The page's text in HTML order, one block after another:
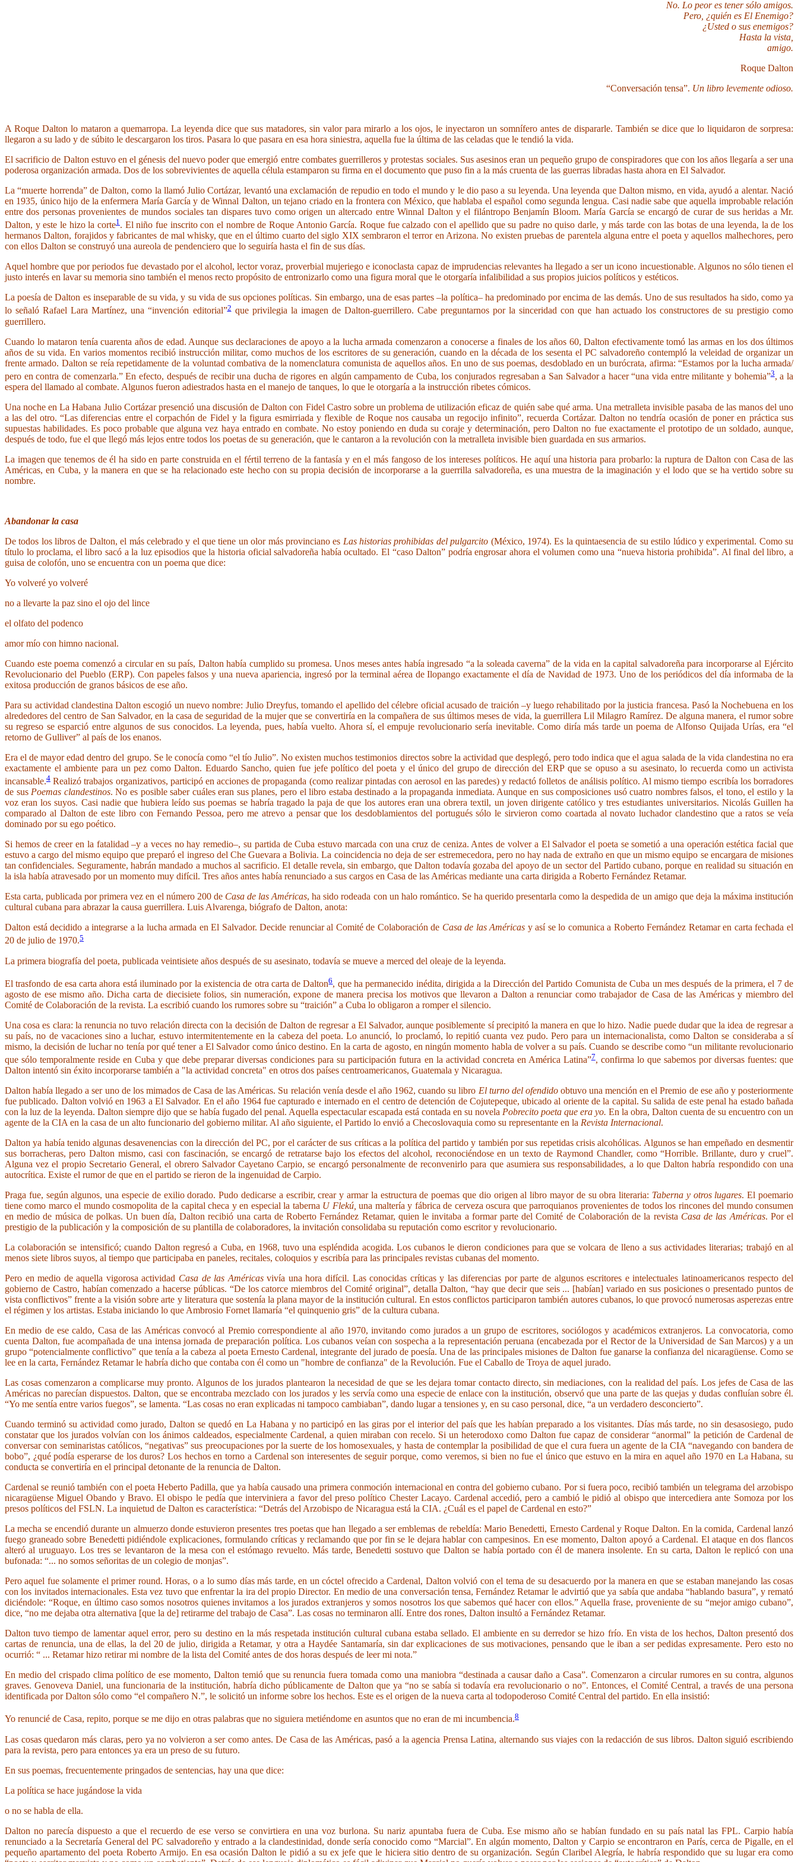
No. Lo peor es tener sólo amigos.
Pero, ¿quién es El Enemigo?
¿Usted o sus enemigos?
Hasta la vista,
amigo.
Roque Dalton
“Conversación tensa”. Un libro levemente odioso.
A Roque Dalton lo mataron a quemarropa. La leyenda dice que sus matadores, sin valor para mirarlo a los ojos, le inyectaron un somnífero antes de dispararle. También se dice que lo liquidaron de sorpresa:
llegaron a su lado y de súbito le descargaron los tiros. Pasara lo que pasara en esa hora siniestra, aquella fue la última de las celadas que le tendió la vida.
El sacrificio de Dalton estuvo en el génesis del nuevo poder que emergió entre combates guerrilleros y protestas sociales. Sus asesinos eran un pequeño grupo de conspiradores que con los años llegaría a ser una
poderosa organización armada. Dos de los sobrevivientes de aquella célula estamparon su firma en el documento que puso fin a la más cruenta de las guerras libradas hasta ahora en El Salvador.
La “muerte horrenda” de Dalton, como la llamó Julio Cortázar, levantó una exclamación de repudio en todo el mundo y le dio paso a su leyenda. Una leyenda que Dalton mismo, en vida, ayudó a alentar. Nació
en 1935, único hijo de la enfermera María García y de Winnal Dalton, un tejano criado en la frontera con México, que hablaba el español como segunda lengua. Casi nadie sabe que aquella improbable relación
entre dos personas provenientes de mundos sociales tan dispares tuvo como origen un altercado entre Winnal Dalton y el filántropo Benjamín Bloom. María García se encargó de curar de sus heridas a Mr.
Dalton, y este le hizo la corte1. El niño fue inscrito con el nombre de Roque Antonio García. Roque fue calzado con el apellido que su padre no quiso darle, y más tarde con las botas de una leyenda, la de los
hermanos Dalton, forajidos y fabricantes de mal whisky, que en el último cuarto del siglo XIX sembraron el terror en Arizona. No existen pruebas de parentela alguna entre el poeta y aquellos malhechores, pero
con ellos Dalton se construyó una aureola de pendenciero que lo seguiría hasta el fin de sus días.
Aquel hombre que por periodos fue devastado por el alcohol, lector voraz, proverbial mujeriego e iconoclasta capaz de imprudencias relevantes ha llegado a ser un icono incuestionable. Algunos no sólo tienen el
justo interés en lavar su memoria sino también el menos recto propósito de entronizarlo como una figura moral que le otorgaría infalibilidad a sus propios juicios políticos y estéticos.
La poesía de Dalton es inseparable de su vida, y su vida de sus opciones políticas. Sin embargo, una de esas partes –la política– ha predominado por encima de las demás. Uno de sus resultados ha sido, como ya
lo señaló Rafael Lara Martínez, una “invención editorial”2que privilegia la imagen de Dalton-guerrillero. Cabe preguntarnos por la sinceridad con que han actuado los constructores de su prestigio como
guerrillero.
Cuando lo mataron tenía cuarenta años de edad. Aunque sus declaraciones de apoyo a la lucha armada comenzaron a conocerse a finales de los años 60, Dalton efectivamente tomó las armas en los dos últimos
años de su vida. En varios momentos recibió instrucción militar, como muchos de los escritores de su generación, cuando en la década de los sesenta el PC salvadoreño contempló la veleidad de organizar un
frente armado. Dalton se reía repetidamente de la voluntad combativa de la nomenclatura comunista de aquellos años. En uno de sus poemas, desdoblado en un burócrata, afirma: “Estamos por la lucha armada/
pero en contra de comenzarla.” En efecto, después de recibir una ducha de rigores en algún campamento de Cuba, los conjurados regresaban a San Salvador a hacer “una vida entre militante y bohemia”3, a la
espera del llamado al combate. Algunos fueron adiestrados hasta en el manejo de tanques, lo que le otorgaría a la instrucción ribetes cómicos.
Una noche en La Habana Julio Cortázar presenció una discusión de Dalton con Fidel Castro sobre un problema de utilización eficaz de quién sabe qué arma. Una metralleta invisible pasaba de las manos del uno
a las del otro. “Las diferencias entre el corpachón de Fidel y la figura esmirriada y flexible de Roque nos causaba un regocijo infinito”, recuerda Cortázar. Dalton no tendría ocasión de poner en práctica sus
supuestas habilidades. Es poco probable que alguna vez haya entrado en combate. No estoy poniendo en duda su coraje y determinación, pero Dalton no fue exactamente el prototipo de un soldado, aunque,
después de todo, fue el que llegó más lejos entre todos los poetas de su generación, que le cantaron a la revolución con la metralleta invisible bien guardada en sus armarios.
La imagen que tenemos de él ha sido en parte construida en el fértil terreno de la fantasía y en el más fangoso de los intereses políticos. He aquí una historia para probarlo: la ruptura de Dalton con Casa de las
Américas, en Cuba, y la manera en que se ha relacionado este hecho con su propia decisión de incorporarse a la guerrilla salvadoreña, es una muestra de la imaginación y el lodo que se ha vertido sobre su
nombre.
Abandonar la casa
De todos los libros de Dalton, el más celebrado y el que tiene un olor más provinciano es Las historias prohibidas del pulgarcito (México, 1974). Es la quintaesencia de su estilo lúdico y experimental. Como su
título lo proclama, el libro sacó a la luz episodios que la historia oficial salvadoreña había ocultado. El “caso Dalton” podría engrosar ahora el volumen como una “nueva historia prohibida”. Al final del libro, a
guisa de colofón, uno se encuentra con un poema que dice:
Yo volveré yo volveré
no a llevarte la paz sino el ojo del lince
el olfato del podenco
amor mío con himno nacional.
Cuando este poema comenzó a circular en su país, Dalton había cumplido su promesa. Unos meses antes había ingresado “a la soleada caverna” de la vida en la capital salvadoreña para incorporarse al Ejército
Revolucionario del Pueblo (ERP). Con papeles falsos y una nueva apariencia, ingresó por la terminal aérea de Ilopango exactamente el día de Navidad de 1973. Uno de los periódicos del día informaba de la
exitosa producción de granos básicos de ese año.
Para su actividad clandestina Dalton escogió un nuevo nombre: Julio Dreyfus, tomando el apellido del célebre oficial acusado de traición –y luego rehabilitado por la justicia francesa. Pasó la Nochebuena en los
alrededores del centro de San Salvador, en la casa de seguridad de la mujer que se convertiría en la compañera de sus últimos meses de vida, la guerrillera Lil Milagro Ramírez. De alguna manera, el rumor sobre
su regreso se esparció entre algunos de sus conocidos. La leyenda, pues, había vuelto. Ahora sí, el empuje revolucionario sería inevitable. Como diría más tarde un poema de Alfonso Quijada Urías, era “el
retorno de Gulliver” al país de los enanos.
Era el de mayor edad dentro del grupo. Se le conocía como “el tío Julio”. No existen muchos testimonios directos sobre la actividad que desplegó, pero todo indica que el agua salada de la vida clandestina no era
exactamente el ambiente para un pez como Dalton. Eduardo Sancho, quien fue jefe político del poeta y el único del grupo de dirección del ERP que se opuso a su asesinato, lo recuerda como un activista
incansable.4 Realizó trabajos organizativos, participó en acciones de propaganda (como realizar pintadas con aerosol en las paredes) y redactó folletos de análisis político. Al mismo tiempo escribía los borradores
de sus Poemas clandestinos. No es posible saber cuáles eran sus planes, pero el libro estaba destinado a la propaganda inmediata. Aunque en sus composiciones usó cuatro nombres falsos, el tono, el estilo y la
voz eran los suyos. Casi nadie que hubiera leído sus poemas se habría tragado la paja de que los autores eran una obrera textil, un joven dirigente católico y tres estudiantes universitarios. Nicolás Guillen ha
comparado al Dalton de este libro con Fernando Pessoa, pero me atrevo a pensar que los desdoblamientos del portugués sólo le sirvieron como coartada al novato luchador clandestino que a ratos se veía
dominado por su ego poético.
Si hemos de creer en la fatalidad –y a veces no hay remedio–, su partida de Cuba estuvo marcada con una cruz de ceniza. Antes de volver a El Salvador el poeta se sometió a una operación estética facial que
estuvo a cargo del mismo equipo que preparó el ingreso del Che Guevara a Bolivia. La coincidencia no deja de ser estremecedora, pero no hay nada de extraño en que un mismo equipo se encargara de misiones
tan confidenciales. Seguramente, habrán mandado a muchos al sacrificio. El detalle revela, sin embargo, que Dalton todavía gozaba del apoyo de un sector del Partido cubano, porque en realidad su situación en
la isla había atravesado por un momento muy difícil. Tres años antes había renunciado a sus cargos en Casa de las Américas mediante una carta dirigida a Roberto Fernández Retamar.
Esta carta, publicada por primera vez en el número 200 de Casa de las Américas, ha sido rodeada con un halo romántico. Se ha querido presentarla como la despedida de un amigo que deja la máxima institución
cultural cubana para abrazar la causa guerrillera. Luis Alvarenga, biógrafo de Dalton, anota:
Dalton está decidido a integrarse a la lucha armada en El Salvador. Decide renunciar al Comité de Colaboración de Casa de las Américas y así se lo comunica a Roberto Fernández Retamar en carta fechada el
20 de julio de 1970.5
La primera biografía del poeta, publicada veintisiete años después de su asesinato, todavía se mueve a merced del oleaje de la leyenda.
El trasfondo de esa carta ahora está iluminado por la existencia de otra carta de Dalton6, que ha permanecido inédita, dirigida a la Dirección del Partido Comunista de Cuba un mes después de la primera, el 7 de
agosto de ese mismo año. Dicha carta de diecisiete folios, sin numeración, expone de manera precisa los motivos que llevaron a Dalton a renunciar como trabajador de Casa de las Américas y miembro del
Comité de Colaboración de la revista. La escribió cuando los rumores sobre su “traición” a Cuba lo obligaron a romper el silencio.
Una cosa es clara: la renuncia no tuvo relación directa con la decisión de Dalton de regresar a El Salvador, aunque posiblemente sí precipitó la manera en que lo hizo. Nadie puede dudar que la idea de regresar a
su país, no de vacaciones sino a luchar, estuvo intermitentemente en la cabeza del poeta. Lo anunció, lo proclamó, lo repitió cuanta vez pudo. Pero para un internacionalista, como Dalton se consideraba a sí
mismo, la decisión de luchar no tenía por qué tener a El Salvador como único destino. En la carta de agosto, en ningún momento habla de volver a su país. Cuando se describe como “un militante revolucionario
que sólo temporalmente reside en Cuba y que debe preparar diversas condiciones para su participación futura en la actividad concreta en América Latina”7, confirma lo que sabemos por diversas fuentes: que
Dalton intentó sin éxito incorporarse también a "la actividad concreta" en otros dos países centroamericanos, Guatemala y Nicaragua.
Dalton había llegado a ser uno de los mimados de Casa de las Américas. Su relación venía desde el año 1962, cuando su libro El turno del ofendidoobtuvo una mención en el Premio de ese año y posteriormente
fue publicado. Dalton volvió en 1963 a El Salvador. En el año 1964 fue capturado e internado en el centro de detención de Cojutepeque, ubicado al oriente de la capital. Su salida de este penal ha estado bañada
con la luz de la leyenda. Dalton siempre dijo que se había fugado del penal. Aquella espectacular escapada está contada en su novela Pobrecito poeta que era yo. En la obra, Dalton cuenta de su encuentro con un
agente de la CIA en la casa de un alto funcionario del gobierno militar. Al año siguiente, el Partido lo envió a Checoslovaquia como su representante en la Revista Internacional.
Dalton ya había tenido algunas desavenencias con la dirección del PC, por el carácter de sus críticas a la política del partido y también por sus repetidas crisis alcohólicas. Algunos se han empeñado en desmentir
sus borracheras, pero Dalton mismo, casi con fascinación, se encargó de retratarse bajo los efectos del alcohol, reconociéndose en un texto de Raymond Chandler, como “Horrible. Brillante, duro y cruel”.
Alguna vez el propio Secretario General, el obrero Salvador Cayetano Carpio, se encargó personalmente de reconvenirlo para que asumiera sus responsabilidades, a lo que Dalton habría respondido con una
autocrítica. Existe el rumor de que en el partido se rieron de la ingenuidad de Carpio.
Praga fue, según algunos, una especie de exilio dorado. Pudo dedicarse a escribir, crear y armar la estructura de poemas que dio origen al libro mayor de su obra literaria: Taberna y otros lugares. El poemario
tiene como marco el mundo cosmopolita de la capital checa y en especial la taberna U Flekú, una maltería y fábrica de cerveza oscura que parroquianos provenientes de todos los rincones del mundo consumen
en medio de música de polkas. Un buen día, Dalton recibió una carta de Roberto Fernández Retamar, quien le invitaba a formar parte del Comité de Colaboración de la revista Casa de las Américas. Por el
prestigio de la publicación y la composición de su plantilla de colaboradores, la invitación consolidaba su reputación como escritor y revolucionario.
La colaboración se intensificó; cuando Dalton regresó a Cuba, en 1968, tuvo una espléndida acogida. Los cubanos le dieron condiciones para que se volcara de lleno a sus actividades literarias; trabajó en al
menos siete libros suyos, al tiempo que participaba en paneles, recitales, coloquios y escribía para las principales revistas cubanas del momento.
Pero en medio de aquella vigorosa actividad Casa de las Américasvivía una hora difícil. Las conocidas críticas y las diferencias por parte de algunos escritores e intelectuales latinoamericanos respecto del
gobierno de Castro, habían comenzado a hacerse públicas. “De los catorce miembros del Comité original”, detalla Dalton, “hay que decir que seis ... [habían] variado en sus posiciones o presentado puntos de
vista conflictivos” frente a la visión sobre arte y literatura que sostenía la plana mayor de la institución cultural. En estos conflictos participaron también autores cubanos, lo que provocó numerosas asperezas entre
el régimen y los artistas. Estaba iniciando lo que Ambrosio Fornet llamaría “el quinquenio gris” de la cultura cubana.
En medio de ese caldo, Casa de las Américas convocó al Premio correspondiente al año 1970, invitando como jurados a un grupo de escritores, sociólogos y académicos extranjeros. La convocatoria, como
cuenta Dalton, fue acompañada de una intensa jornada de preparación política. Los cubanos veían con sospecha a la representación peruana (encabezada por el Rector de la Universidad de San Marcos) y a un
grupo “potencialmente conflictivo” que tenía a la cabeza al poeta Ernesto Cardenal, integrante del jurado de poesía. Una de las principales misiones de Dalton fue ganarse la confianza del nicaragüense. Como se
lee en la carta, Fernández Retamar le habría dicho que contaba con él como un "hombre de confianza" de la Revolución. Fue el Caballo de Troya de aquel jurado.
Las cosas comenzaron a complicarse muy pronto. Algunos de los jurados plantearon la necesidad de que se les dejara tomar contacto directo, sin mediaciones, con la realidad del país. Los jefes de Casa de las
Américas no parecían dispuestos. Dalton, que se encontraba mezclado con los jurados y les servía como una especie de enlace con la institución, observó que una parte de las quejas y dudas confluían sobre él.
“Yo me sentía entre varios fuegos”, se lamenta. “Las cosas no eran explicadas ni tampoco cambiaban”, dando lugar a tensiones y, en su caso personal, dice, “a un verdadero desconcierto”.
Cuando terminó su actividad como jurado, Dalton se quedó en La Habana y no participó en las giras por el interior del país que les habían preparado a los visitantes. Días más tarde, no sin desasosiego, pudo
constatar que los jurados volvían con los ánimos caldeados, especialmente Cardenal, a quien miraban con recelo. Si un heterodoxo como Dalton fue capaz de considerar “anormal” la petición de Cardenal de
conversar con seminaristas católicos, “negativas” sus preocupaciones por la suerte de los homosexuales, y hasta de contemplar la posibilidad de que el cura fuera un agente de la CIA “navegando con bandera de
bobo”, ¿qué podía esperarse de los duros? Los hechos en torno a Cardenal son interesentes de seguir porque, como veremos, si bien no fue el único que estuvo en la mira en aquel año 1970 en La Habana, su
conducta se convertiría en el principal detonante de la renuncia de Dalton.
Cardenal se reunió también con el poeta Heberto Padilla, que ya había causado una primera conmoción internacional en contra del gobierno cubano. Por si fuera poco, recibió también un telegrama del arzobispo
nicaragüense Miguel Obando y Bravo. El obispo le pedía que interviniera a favor del preso político Chester Lacayo. Cardenal accedió, pero a cambió le pidió al obispo que intercediera ante Somoza por los
presos políticos del FSLN. La inquietud de Dalton es característica: “Detrás del Arzobispo de Nicaragua está la CIA. ¿Cuál es el papel de Cardenal en esto?”
La mecha se encendió durante un almuerzo donde estuvieron presentes tres poetas que han llegado a ser emblemas de rebeldía: Mario Benedetti, Ernesto Cardenal y Roque Dalton. En la comida, Cardenal lanzó
fuego graneado sobre Benedetti pidiéndole explicaciones, formulando críticas y reclamando que por fin se le dejara hablar con campesinos. En ese momento, Dalton apoyó a Cardenal. El ataque en dos flancos
alteró al uruguayo. Los tres se levantaron de la mesa con el estómago revuelto. Más tarde, Benedetti sostuvo que Dalton se había portado con él de manera insolente. En su carta, Dalton le replicó con una
bufonada: “... no somos señoritas de un colegio de monjas”.
Pero aquel fue solamente el primer round. Horas, o a lo sumo días más tarde, en un cóctel ofrecido a Cardenal, Dalton volvió con el tema de su desacuerdo por la manera en que se estaban manejando las cosas
con los invitados internacionales. Esta vez tuvo que enfrentar la ira del propio Director. En medio de una conversación tensa, Fernández Retamar le advirtió que ya sabía que andaba “hablando basura”, y remató
diciéndole: “Roque, en último caso somos nosotros quienes invitamos a los jurados extranjeros y somos nosotros los que sabemos qué hacer con ellos.” Aquella frase, proveniente de su “mejor amigo cubano”,
dice, “no me dejaba otra alternativa [que la de] retirarme del trabajo de Casa”. Las cosas no terminaron allí. Entre dos rones, Dalton insultó a Fernández Retamar.
Dalton tuvo tiempo de lamentar aquel error, pero su destino en la más respetada institución cultural cubana estaba sellado. El ambiente en su derredor se hizo frío. En vista de los hechos, Dalton presentó dos
cartas de renuncia, una de ellas, la del 20 de julio, dirigida a Retamar, y otra a Haydée Santamaría, sin dar explicaciones de sus motivaciones, pensando que le iban a ser pedidas expresamente. Pero esto no
ocurrió: “ ... Retamar hizo retirar mi nombre de la lista del Comité antes de dos horas después de leer mi nota.”
En medio del crispado clima político de ese momento, Dalton temió que su renuncia fuera tomada como una maniobra “destinada a causar daño a Casa”. Comenzaron a circular rumores en su contra, algunos
graves. Genoveva Daniel, una funcionaria de la institución, habría dicho públicamente de Dalton que ya “no se sabía si todavía era revolucionario o no”. Entonces, el Comité Central, a través de una persona
identificada por Dalton sólo como “el compañero N.”, le solicitó un informe sobre los hechos. Este es el origen de la nueva carta al todopoderoso Comité Central del partido. En ella insistió:
Yo renuncié de Casa, repito, porque se me dijo en otras palabras que no siguiera metiéndome en asuntos que no eran de mi incumbencia.8
Las cosas quedaron más claras, pero ya no volvieron a ser como antes. De Casa de las Américas, pasó a la agencia Prensa Latina, alternando sus viajes con la redacción de sus libros. Dalton siguió escribiendo
para la revista, pero para entonces ya era un preso de su futuro.
En sus poemas, frecuentemente pringados de sentencias, hay una que dice:
La política se hace jugándose la vida
o no se habla de ella.
Dalton no parecía dispuesto a que el recuerdo de ese verso se convirtiera en una voz burlona. Su nariz apuntaba fuera de Cuba. Ese mismo año se habían fundado en su país natal las FPL. Carpio había
renunciado a la Secretaría General del PC salvadoreño y entrado a la clandestinidad, donde sería conocido como “Marcial”. En algún momento, Dalton y Carpio se encontraron en París, cerca de Pigalle, en el
pequeño apartamento del poeta Roberto Armijo. En esa ocasión Dalton le pidió a su ex jefe que le hiciera sitio dentro de su organización. Según Claribel Alegría, le habría respondido que su lugar era como